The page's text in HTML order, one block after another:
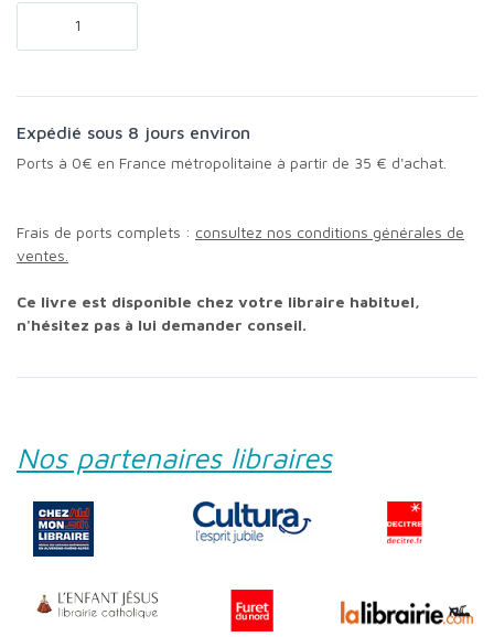
Expédié sous 8 jours environ
Ports à 0€ en France métropolitaine à partir de 35 € d'achat.
Frais de ports complets : consultez nos conditions générales de
ventes.
Ce livre est disponible chez votre libraire habituel,
n'hésitez pas à lui demander conseil.
Nos partenaires libraires